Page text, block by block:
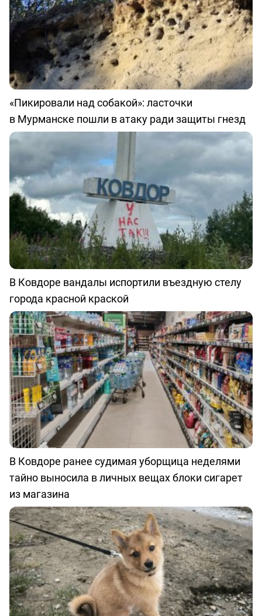
«Пикировали над собакой»: ласточки
в Мурманске пошли в атаку ради защиты гнезд
В Ковдоре вандалы испортили въездную стелу
города красной краской
В Ковдоре ранее судимая уборщица неделями
тайно выносила в личных вещах блоки сигарет
из магазина